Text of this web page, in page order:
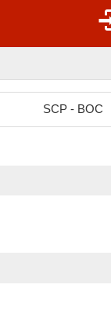
SCP - BOC